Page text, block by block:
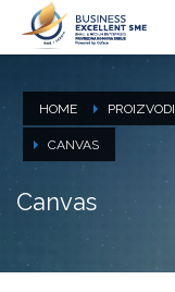
HOME PROIZVODI
CANVAS
Canvas